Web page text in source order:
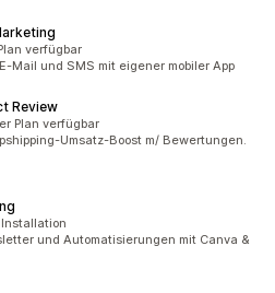
verfügbar
Mail und SMS mit eigener mobiler App
Review
Plan verfügbar
Umsatz-Boost m/ Bewertungen.
und Automatisierungen mit Canva &